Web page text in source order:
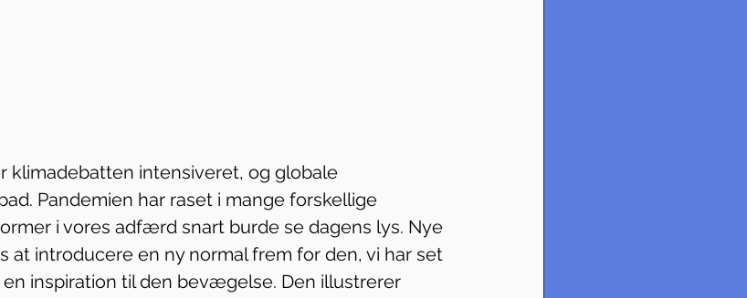
klimadebatten intensiveret, og globale
Pandemien har raset i mange forskellige
i vores adfærd snart burde se dagens lys. Nye
at introducere en ny normal frem for den, vi har set
inspiration til den bevægelse. Den illustrerer